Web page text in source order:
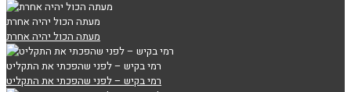
מעתה הכול יהיה אחרת
מעתה הכול יהיה אחרת
רמי בקיש – לפני שהפכתי את התקליט
רמי בקיש – לפני שהפכתי את התקליט